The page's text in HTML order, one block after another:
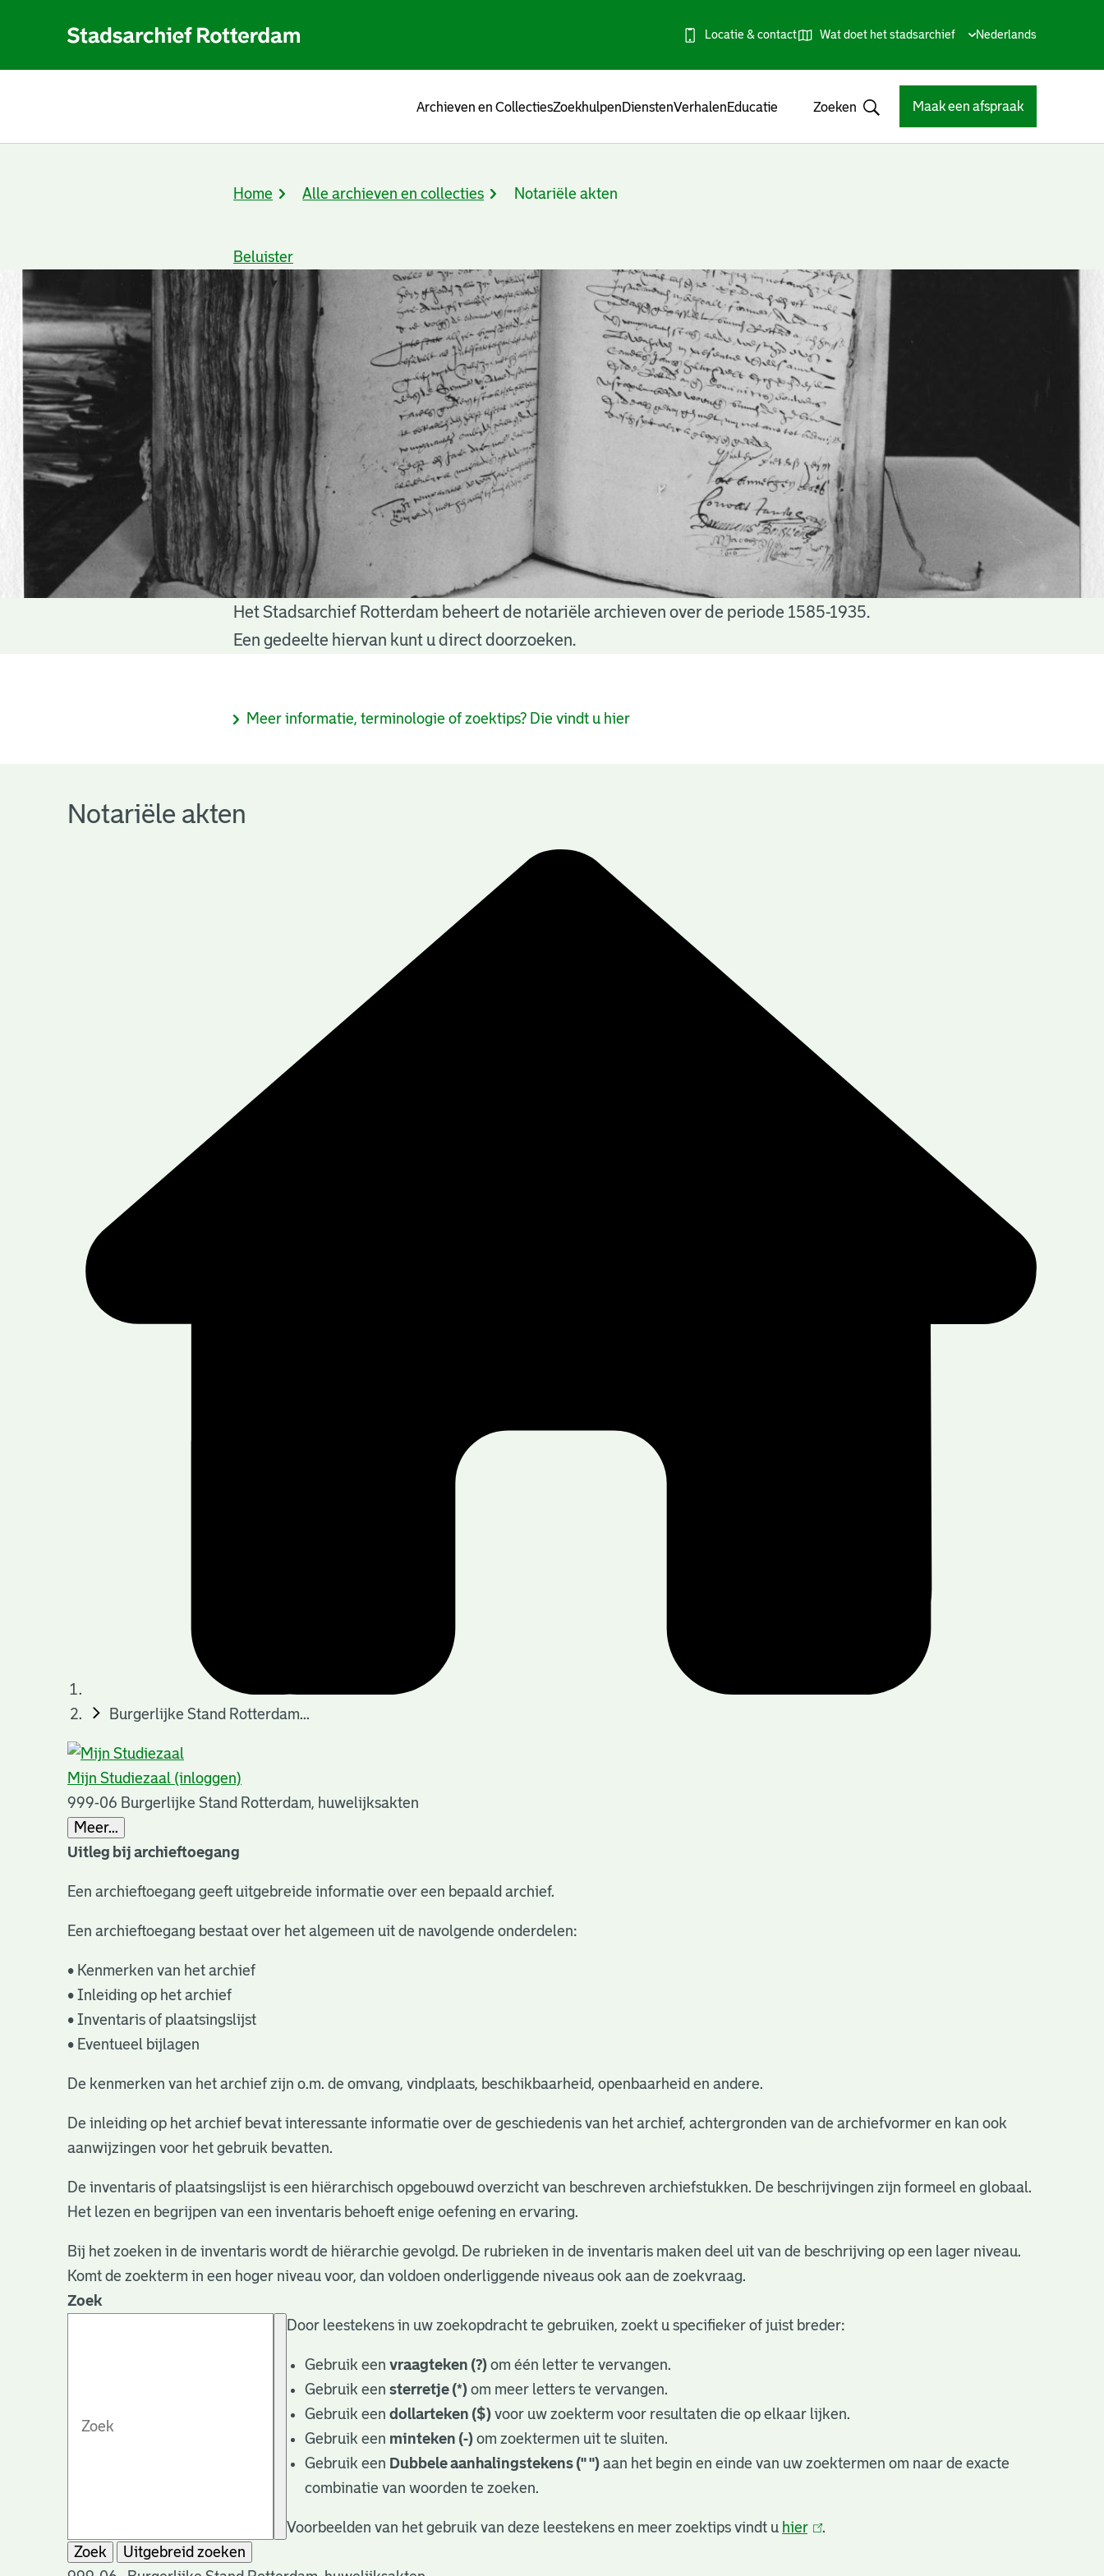
Locatie & contact Wat doet het stadsarchief
Huidige
Nederlands
Archieven en CollectiesZoekhulpenDienstenVerhalenEducatie Zoeken Maak een afspraak
Kruimelpad
Home Alle archieven en collecties Notariële akten
Beluister
Het Stadsarchief Rotterdam beheert de notariële archieven over de periode 1585-1935.
Een gedeelte hiervan kunt u direct doorzoeken.
Informatiepagina's
archieven
Meer informatie, terminologie of zoektips? Die vindt u hier
Notariële akten
Burgerlijke Stand Rotterdam...
Mijn Studiezaal (inloggen)
999-06 Burgerlijke Stand Rotterdam, huwelijksakten
Meer...
Uitleg bij archieftoegang
Een archieftoegang geeft uitgebreide informatie over een bepaald archief.
Een archieftoegang bestaat over het algemeen uit de navolgende onderdelen:
• Kenmerken van het archief
• Inleiding op het archief
• Inventaris of plaatsingslijst
• Eventueel bijlagen
De kenmerken van het archief zijn o.m. de omvang, vindplaats, beschikbaarheid, openbaarheid en andere.
De inleiding op het archief bevat interessante informatie over de geschiedenis van het archief, achtergronden van de archiefvormer en kan ook
aanwijzingen voor het gebruik bevatten.
De inventaris of plaatsingslijst is een hiërarchisch opgebouwd overzicht van beschreven archiefstukken. De beschrijvingen zijn formeel en globaal.
Het lezen en begrijpen van een inventaris behoeft enige oefening en ervaring.
Bij het zoeken in de inventaris wordt de hiërarchie gevolgd. De rubrieken in de inventaris maken deel uit van de beschrijving op een lager niveau.
Komt de zoekterm in een hoger niveau voor, dan voldoen onderliggende niveaus ook aan de zoekvraag.
Zoek
Door leestekens in uw zoekopdracht te gebruiken, zoekt u specifieker of juist breder:
Gebruik eenvraagteken (?) om één letter te vervangen.
Gebruik eensterretje (*) om meer letters te vervangen.
Gebruik eendollarteken ($) voor uw zoekterm voor resultaten die op elkaar lijken.
Gebruik een minteken (-) om zoektermen uit te sluiten.
Gebruik een Dubbele aanhalingstekens (" ") aan het begin en einde van uw zoektermen om naar de exacte
combinatie van woorden te zoeken.
Voorbeelden van het gebruik van deze leestekens en meer zoektips vindt u hier(link
.
Zoek
Uitgebreid zoeken